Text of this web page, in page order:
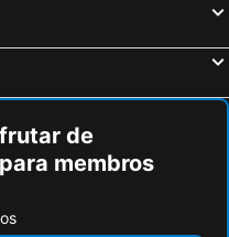
Hôtel des Oliviers
Première Classe Metz Nord - Talange
Hotel
de
membros